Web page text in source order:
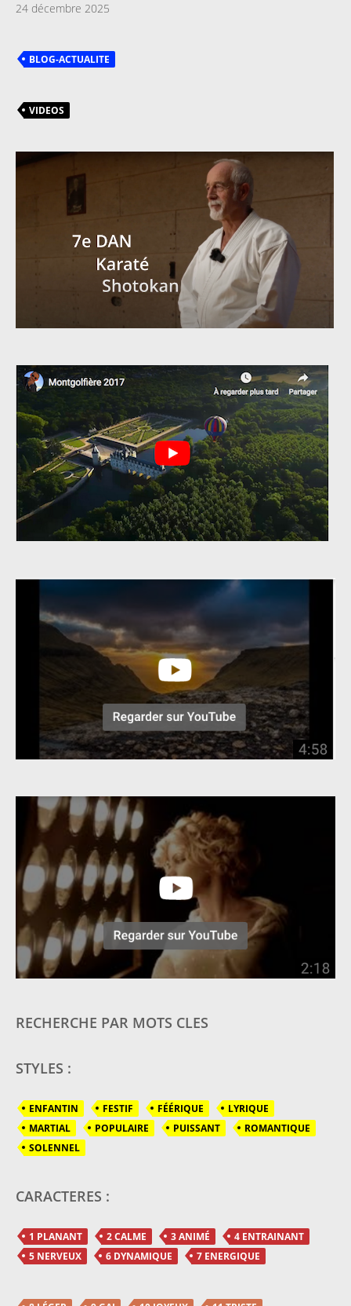
24 décembre 2025
BLOG-ACTUALITE
VIDEOS
RECHERCHE PAR MOTS CLES
STYLES :
ENFANTIN FESTIF FÉÉRIQUE
LYRIQUE
MARTIAL
POPULAIRE PUISSANT
ROMANTIQUE
SOLENNEL
CARACTERES :
1 PLANANT 2 CALME 3 ANIMÉ
4 ENTRAINANT
5 NERVEUX
6 DYNAMIQUE 7 ENERGIQUE